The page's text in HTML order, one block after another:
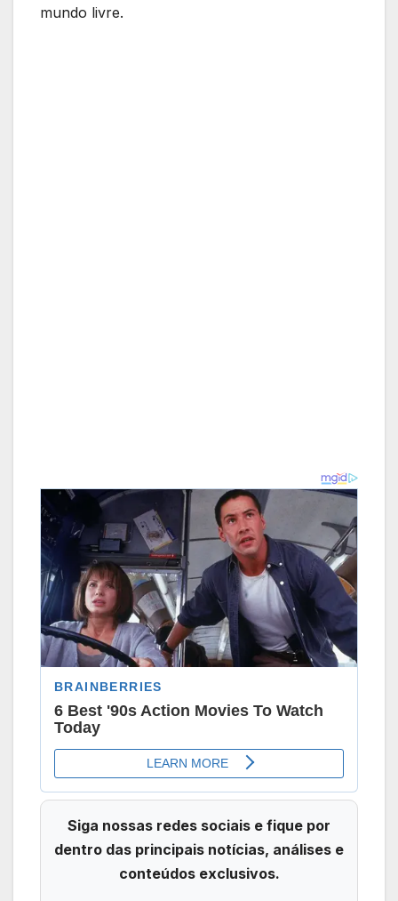
mundo livre.
Siga nossas redes sociais e fique por
dentro das principais notícias, análises e
conteúdos exclusivos.